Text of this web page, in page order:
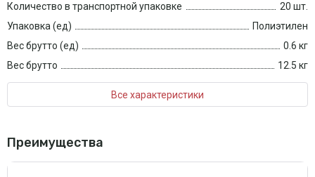
Количество в транспортной упаковке
20 шт.
Упаковка (ед)
Полиэтилен
Вес брутто (ед)
0.6 кг
Вес брутто
12.5 кг
Все характеристики
Преимущества